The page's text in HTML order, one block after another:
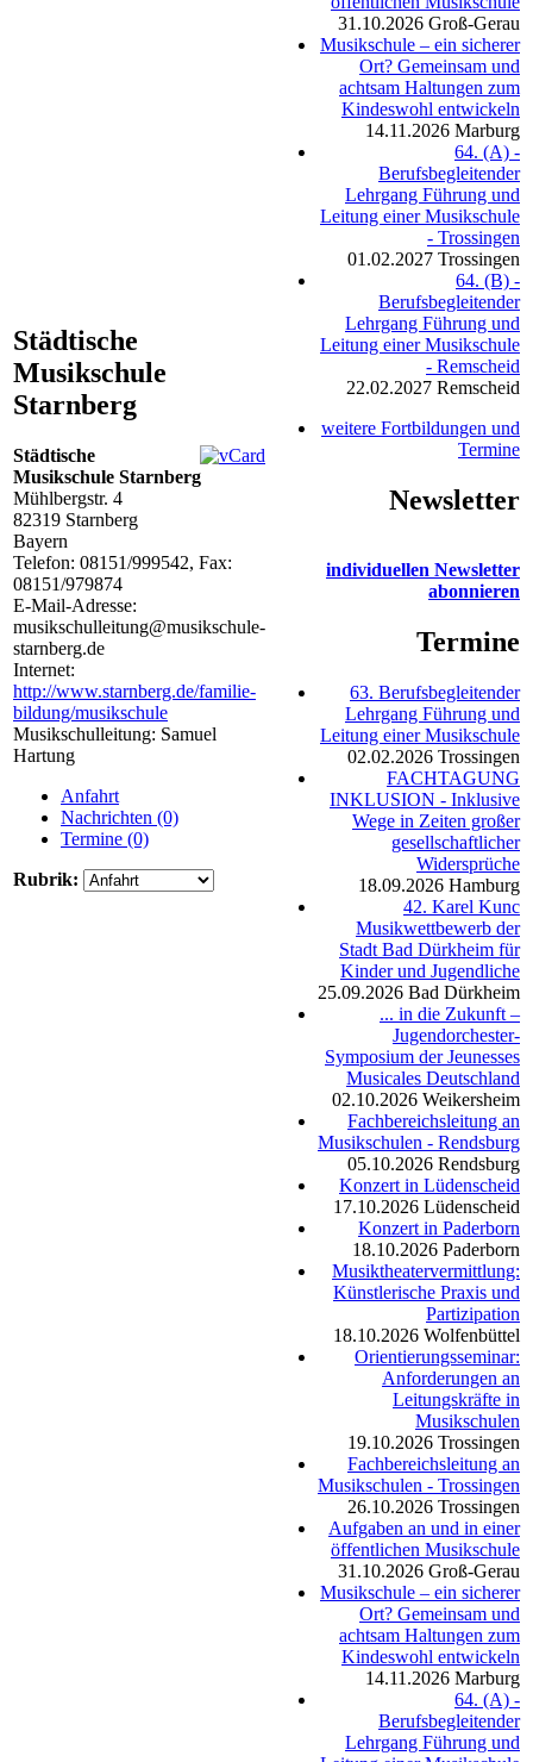
Städtische
Musikschule
Starnberg
Städtische
Musikschule Starnberg
Mühlbergstr. 4
82319 Starnberg
Bayern
Telefon: 08151/999542, Fax:
08151/979874
E-Mail-Adresse:
musikschulleitung@musikschule-
starnberg.de
Internet:
http://www.starnberg.de/familie-
bildung/musikschule
Musikschulleitung: Samuel
Hartung
Anfahrt
Nachrichten (0)
Termine (0)
Rubrik:
31.10.2026 Groß-Gerau
Musikschule – ein sicherer
Ort? Gemeinsam und
achtsam Haltungen zum
Kindeswohl entwickeln
14.11.2026 Marburg
64. (A) -
Berufsbegleitender
Lehrgang Führung und
Leitung einer Musikschule
- Trossingen
01.02.2027 Trossingen
64. (B) -
Berufsbegleitender
Lehrgang Führung und
Leitung einer Musikschule
- Remscheid
22.02.2027 Remscheid
weitere Fortbildungen und
Termine
Newsletter
individuellen Newsletter
abonnieren
Termine
63. Berufsbegleitender
Lehrgang Führung und
Leitung einer Musikschule
02.02.2026 Trossingen
FACHTAGUNG
INKLUSION - Inklusive
Wege in Zeiten großer
gesellschaftlicher
Widersprüche
18.09.2026 Hamburg
42. Karel Kunc
Musikwettbewerb der
Stadt Bad Dürkheim für
Kinder und Jugendliche
25.09.2026 Bad Dürkheim
... in die Zukunft –
Jugendorchester-
Symposium der Jeunesses
Musicales Deutschland
02.10.2026 Weikersheim
Fachbereichsleitung an
Musikschulen - Rendsburg
05.10.2026 Rendsburg
Konzert in Lüdenscheid
17.10.2026 Lüdenscheid
Konzert in Paderborn
18.10.2026 Paderborn
Musiktheatervermittlung:
Künstlerische Praxis und
Partizipation
18.10.2026 Wolfenbüttel
Orientierungsseminar:
Anforderungen an
Leitungskräfte in
Musikschulen
19.10.2026 Trossingen
Fachbereichsleitung an
Musikschulen - Trossingen
26.10.2026 Trossingen
Aufgaben an und in einer
öffentlichen Musikschule
31.10.2026 Groß-Gerau
Musikschule – ein sicherer
Ort? Gemeinsam und
achtsam Haltungen zum
Kindeswohl entwickeln
14.11.2026 Marburg
64. (A) -
Berufsbegleitender
Lehrgang Führung und